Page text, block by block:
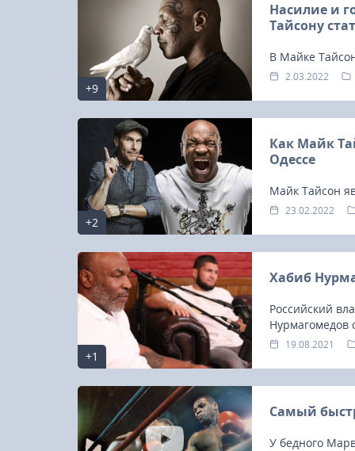
+9
Насилие и
Тайсону
В Майке
2.03.2022
+2
Как Майк
Одессе
Майк Тайсон
дивизиона в
23.02.2022
+1
Хабиб
Российский
Нурмагомедов
Тайсоном.
19.08.2021
Самый
У бедного